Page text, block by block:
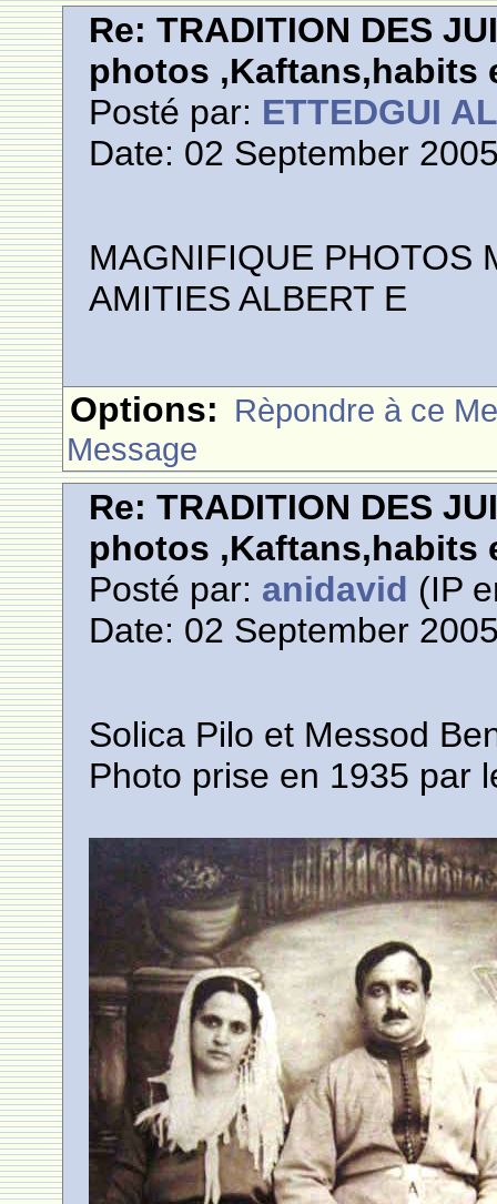
Re: TRADITION DES
photos ,Kaftans,habits
Posté par: ETTEDGUI
Date: 02 September
MAGNIFIQUE PHOTOS
AMITIES ALBERT E
Options: Rèpondre à ce
Message
Re: TRADITION DES
photos ,Kaftans,habits
Posté par: anidavid (IP
Date: 02 September
Solica Pilo et Messod
Photo prise en 1935 par